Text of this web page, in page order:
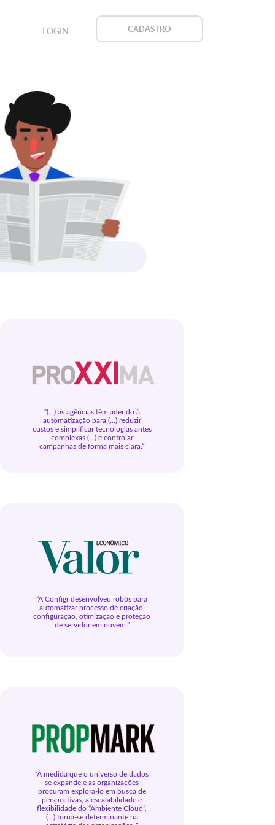
LOGIN CADASTRO
“(...) as agências têm aderido à
automatização para (...) reduzir
custos e simplificar tecnologias antes
complexas (...) e controlar
campanhas de forma mais clara.”
“A Configr desenvolveu robôs para
automatizar processo de criação,
configuração, otimização e proteção
de servidor em nuvem.”
“À medida que o universo de dados
se expande e as organizações
procuram explorá-lo em busca de
perspectivas, a escalabilidade e
flexibilidade do “Ambiente Cloud”,
(...) torna-se determinante na